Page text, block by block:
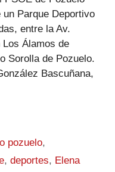
Parque Deportivo
entre la Av.
Álamos de
Sorolla de Pozuelo.
Bascuñana,
pozuelo,
, deportes, Elena